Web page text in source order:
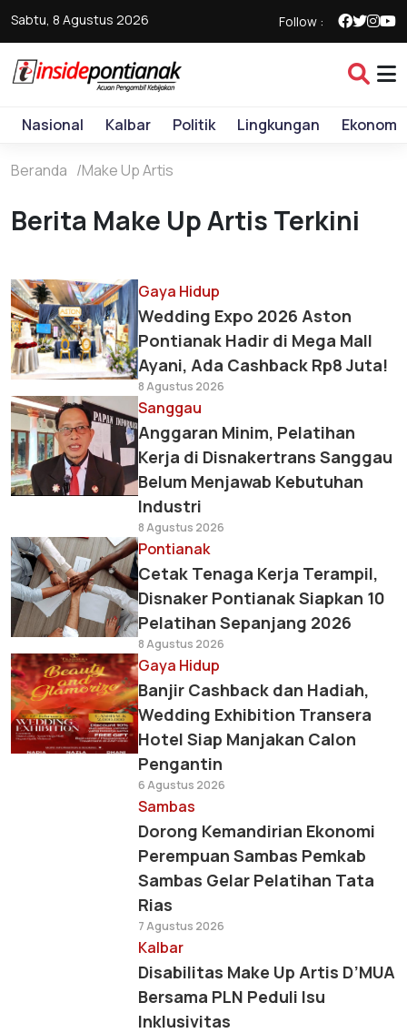
Sabtu, 8 Agustus 2026 Follow :
Nasional Kalbar Politik Lingkungan Ekonomi
Beranda Make Up Artis
Berita Make Up Artis Terkini
Gaya Hidup
Wedding Expo 2026 Aston
Pontianak Hadir di Mega Mall
Ayani, Ada Cashback Rp8 Juta!
8 Agustus 2026
Sanggau
Anggaran Minim, Pelatihan
Kerja di Disnakertrans Sanggau
Belum Menjawab Kebutuhan
Industri
8 Agustus 2026
Pontianak
Cetak Tenaga Kerja Terampil,
Disnaker Pontianak Siapkan 10
Pelatihan Sepanjang 2026
8 Agustus 2026
Gaya Hidup
Banjir Cashback dan Hadiah,
Wedding Exhibition Transera
Hotel Siap Manjakan Calon
Pengantin
6 Agustus 2026
Sambas
Dorong Kemandirian Ekonomi
Perempuan Sambas Pemkab
Sambas Gelar Pelatihan Tata
Rias
7 Agustus 2026
Kalbar
Disabilitas Make Up Artis D’MUA
Bersama PLN Peduli Isu
Inklusivitas